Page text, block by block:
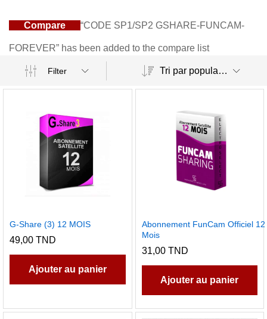
Compare “CODE SP1/SP2 GSHARE-FUNCAM-
FOREVER” has been added to the compare list
Filter Tri par popularité
G-Share (3) 12 MOIS
49,00 TND
Ajouter au panier
Abonnement FunCam Officiel 12
Mois
31,00 TND
Ajouter au panier